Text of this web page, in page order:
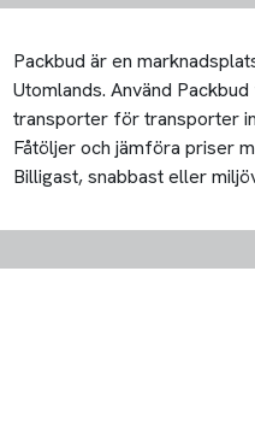
Packbud är en
Utomlands. Använd
transporter för transporter
Fåtöljer och jämföra priser
Billigast, snabbast eller